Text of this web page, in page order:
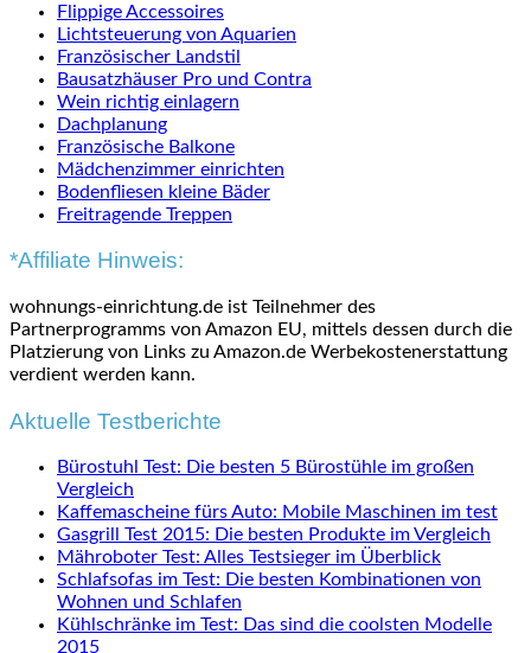
Flippige Accessoires
Lichtsteuerung von Aquarien
Französischer Landstil
Bausatzhäuser Pro und Contra
Wein richtig einlagern
Dachplanung
Französische Balkone
Mädchenzimmer einrichten
Bodenfliesen kleine Bäder
Freitragende Treppen
*Affiliate Hinweis:
wohnungs-einrichtung.de ist Teilnehmer des
Partnerprogramms von Amazon EU, mittels dessen durch die
Platzierung von Links zu Amazon.de Werbekostenerstattung
verdient werden kann.
Aktuelle Testberichte
Bürostuhl Test: Die besten 5 Bürostühle im großen
Vergleich
Kaffemascheine fürs Auto: Mobile Maschinen im test
Gasgrill Test 2015: Die besten Produkte im Vergleich
Mähroboter Test: Alles Testsieger im Überblick
Schlafsofas im Test: Die besten Kombinationen von
Wohnen und Schlafen
Kühlschränke im Test: Das sind die coolsten Modelle
2015